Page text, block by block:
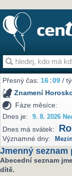
Přesný čas:16:09 /
Znamení
Fáze měsíce:
Dnes je:
9. 8. 2026
Dnes má svátek:
Významné dny:
Jmenný seznam
Abecední seznam
dítě.